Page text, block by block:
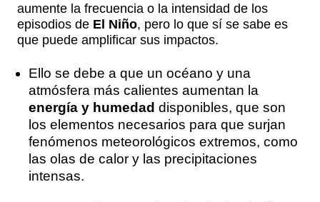
aumente la frecuencia o la intensidad de los
episodios de El Niño, pero lo que sí se sabe es
que puede amplificar sus impactos.
Ello se debe a que un océano y una
atmósfera más calientes aumentan la
energía y humedad disponibles, que son
los elementos necesarios para que surjan
fenómenos meteorológicos extremos, como
las olas de calor y las precipitaciones
intensas.